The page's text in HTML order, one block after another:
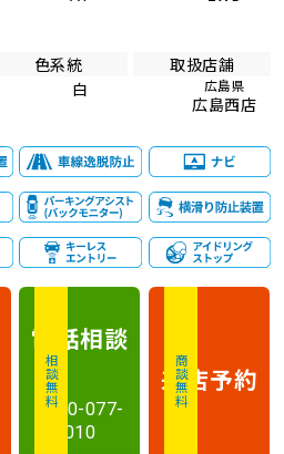
色系統
白
取扱店舗
広島県
広島西店
相談無料
電話相談
0120-077-
010
商談無料
来店予約